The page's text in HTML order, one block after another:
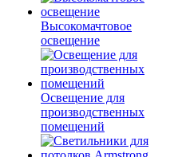
Высокомачтовое
освещение
Освещение для
производственных
помещений